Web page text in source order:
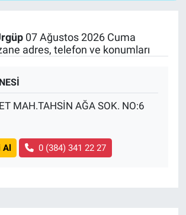
07 Ağustos 2026 Cuma
adres, telefon ve konumları
MAH.TAHSİN AĞA SOK. NO:6
Al 0 (384) 341 22 27